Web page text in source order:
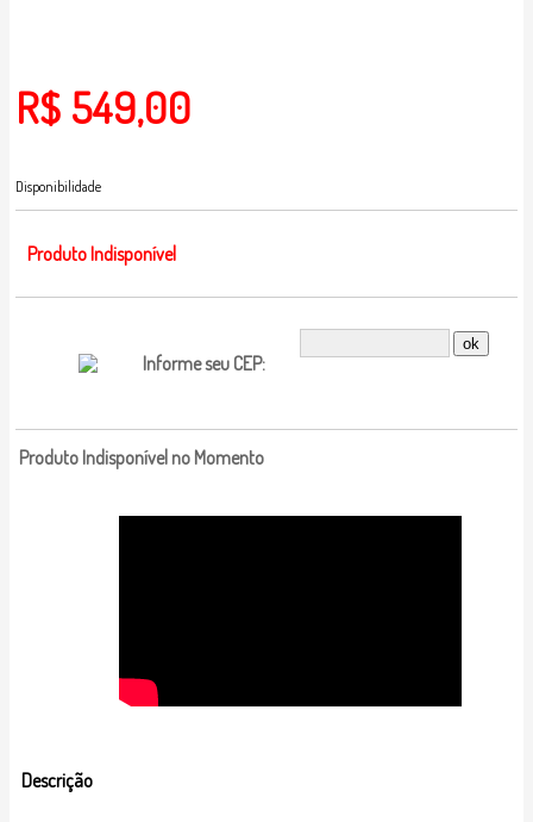
R$ 549,00
Disponibilidade
Produto Indisponível
Informe seu CEP:
Produto Indisponível no Momento
Descrição